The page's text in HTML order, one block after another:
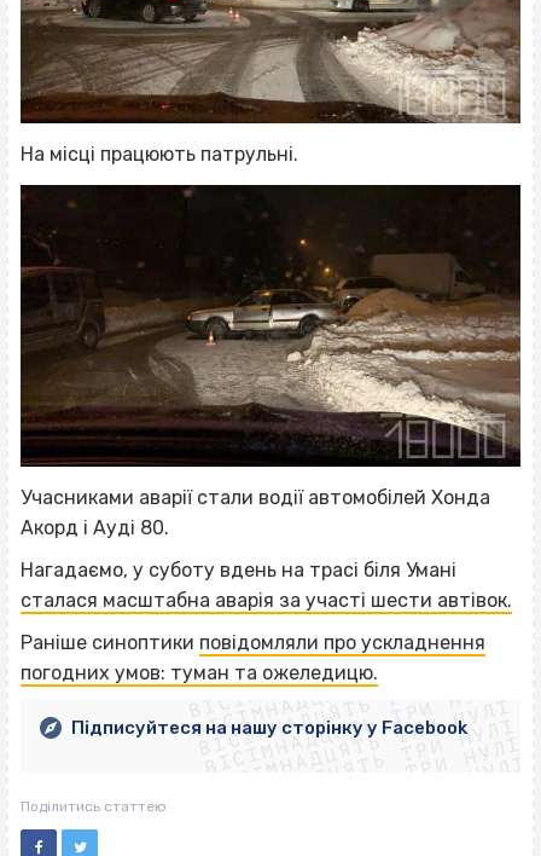
На місці працюють патрульні.
Учасниками аварії стали водії автомобілей Хонда
Акорд і Ауді 80.
Нагадаємо, у суботу вдень на трасі біля Умані
сталася масштабна аварія за участі шести автівок.
Раніше синоптики повідомляли про ускладнення
погодних умов: туман та ожеледицю.
ВІСІМНАДЦЯТЬ ТРИ НУЛІ
ВІСІМНАДЦЯТЬ ТРИ НУЛІ
ВІСІМНАДЦЯТЬ ТРИ НУЛІ
ВІСІМНАДЦЯТЬ ТРИ НУЛІ
ВІСІМНАДЦЯТЬ ТРИ НУЛІ
ВІСІМНАДЦЯТЬ ТРИ НУЛІ
ВІСІМНАДЦЯТЬ ТРИ НУЛІ
ВІСІМНАДЦЯТЬ ТРИ НУЛІ
Підписуйтеся на нашу сторінку у Facebook
Поділитись статтею